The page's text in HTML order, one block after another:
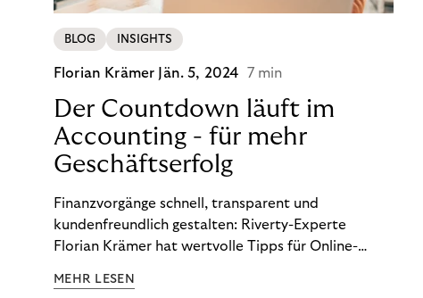
BLOG INSIGHTS
Florian Krämer Jän. 5, 2024 7 min
Der Countdown läuft im
Accounting - für mehr
Geschäftserfolg
Finanzvorgänge schnell, transparent und
kundenfreundlich gestalten: Riverty-Experte
Florian Krämer hat wertvolle Tipps für Online-
möchten.
MEHR LESEN